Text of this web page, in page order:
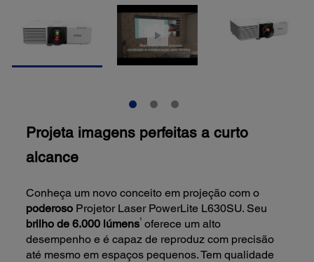
Projeta imagens perfeitas a curto
alcance
Conheça um novo conceito em projeção com o
poderoso Projetor Laser PowerLite L630SU. Seu
brilho de 6.000 lúmens1 oferece um alto
desempenho e é capaz de reproduz com precisão
até mesmo em espaços pequenos. Tem qualidade